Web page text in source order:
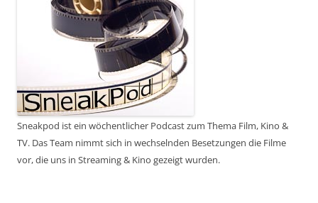
Sneakpod ist ein wöchentlicher Podcast zum Thema Film, Kino &
TV. Das Team nimmt sich in wechselnden Besetzungen die Filme
vor, die uns in Streaming & Kino gezeigt wurden.